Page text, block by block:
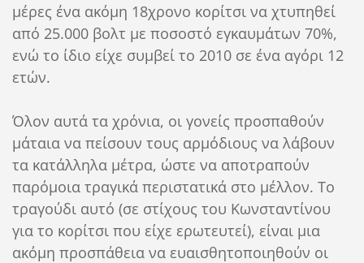
μέρες ένα ακόμη 18χρονο κορίτσι να χτυπηθεί
από 25.000 βολτ με ποσοστό εγκαυμάτων 70%,
ενώ το ίδιο είχε συμβεί το 2010 σε ένα αγόρι 12
ετών.
Όλον αυτά τα χρόνια, οι γονείς προσπαθούν
μάταια να πείσουν τους αρμόδιους να λάβουν
τα κατάλληλα μέτρα, ώστε να αποτραπούν
παρόμοια τραγικά περιστατικά στο μέλλον. Το
τραγούδι αυτό (σε στίχους του Κωνσταντίνου
για το κορίτσι που είχε ερωτευτεί), είναι μια
ακόμη προσπάθεια να ευαισθητοποιηθούν οι